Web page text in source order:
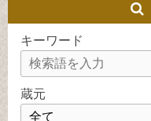
キーワード
蔵元